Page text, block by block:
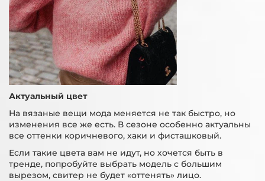
Актуальный цвет
На вязаные вещи мода меняется не так быстро, но
изменения все же есть. В сезоне особенно актуальны
все оттенки коричневого, хаки и фисташковый.
Если такие цвета вам не идут, но хочется быть в
тренде, попробуйте выбрать модель с большим
вырезом, свитер не будет «оттенять» лицо.